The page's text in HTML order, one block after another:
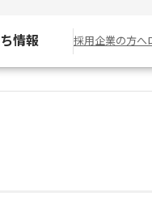
情報 採用企業の方へ